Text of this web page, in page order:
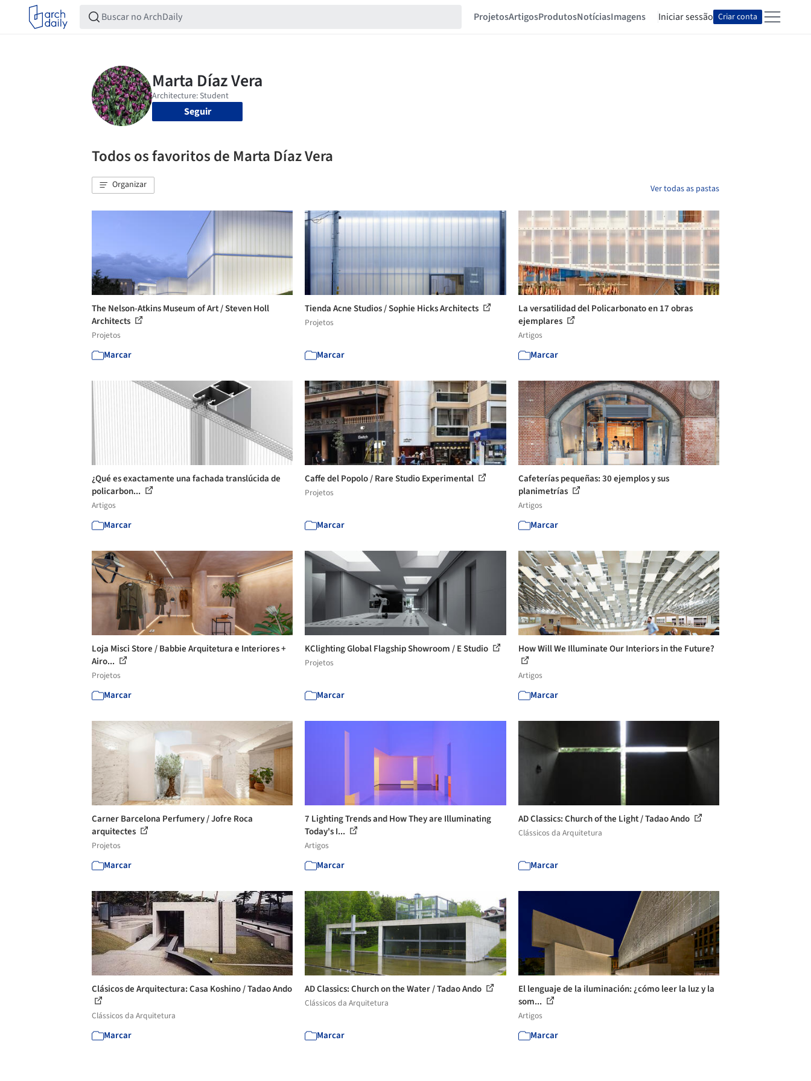
ProjetosArtigosProdutosNotíciasImagens Iniciar sessão Criar conta
Seguir
Todos os favoritos de Marta Díaz Vera
Organizar Ver todas as pastas
The Nelson-Atkins Museum of Art / Steven Holl
Architects
Projetos
Marcar
Tienda Acne Studios / Sophie Hicks Architects
Projetos
Marcar
La versatilidad del Policarbonato en 17 obras
ejemplares
Artigos
Marcar
¿Qué es exactamente una fachada translúcida de
policarbon...
Artigos
Marcar
Caffe del Popolo / Rare Studio Experimental
Projetos
Marcar
Cafeterías pequeñas: 30 ejemplos y sus
planimetrías
Artigos
Marcar
Loja Misci Store / Babbie Arquitetura e Interiores +
Airo...
Projetos
Marcar
KClighting Global Flagship Showroom / E Studio
Projetos
Marcar
How Will We Illuminate Our Interiors in the Future?
Artigos
Marcar
Carner Barcelona Perfumery / Jofre Roca
arquitectes
Projetos
Marcar
7 Lighting Trends and How They are Illuminating
Today's I...
Artigos
Marcar
AD Classics: Church of the Light / Tadao Ando
Clássicos da Arquitetura
Marcar
Clásicos de Arquitectura: Casa Koshino / Tadao Ando
Clássicos da Arquitetura
Marcar
AD Classics: Church on the Water / Tadao Ando
Clássicos da Arquitetura
Marcar
El lenguaje de la iluminación: ¿cómo leer la luz y la
som...
Artigos
Marcar